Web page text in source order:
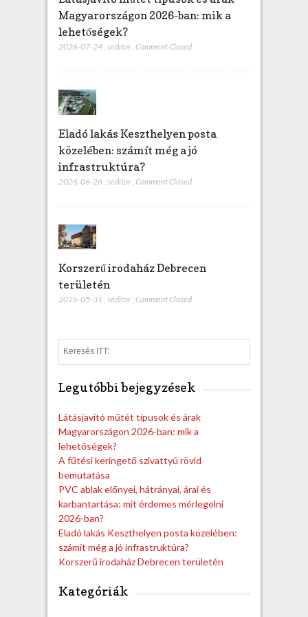
Magyarországon 2026-ban: mik a
lehetőségek?
2026-07-24, seditor, Comment Closed
Eladó lakás Keszthelyen posta
közelében: számít még a jó
infrastruktúra?
2026-06-26 seditor Comment Closed
Korszerű irodaház Debrecen
területén
2026-05-31 , seditor, Comment Closed
e
Legutóbbi bejegyzések
Látásjavító műtét típusok és árak
Magyarországon 2026-ban: mik a
lehetőségek?
A fűtési keringető szivattyú rövid
bemutatása
PVC ablak előnyei, hátrányai, árai és
karbantartása: mit érdemes mérlegelni
2026-ban?
Eladó lakás Keszthelyen posta közelében:
számít még a jó infrastruktúra?
Korszerű irodaház Debrecen területén
Kategóriák